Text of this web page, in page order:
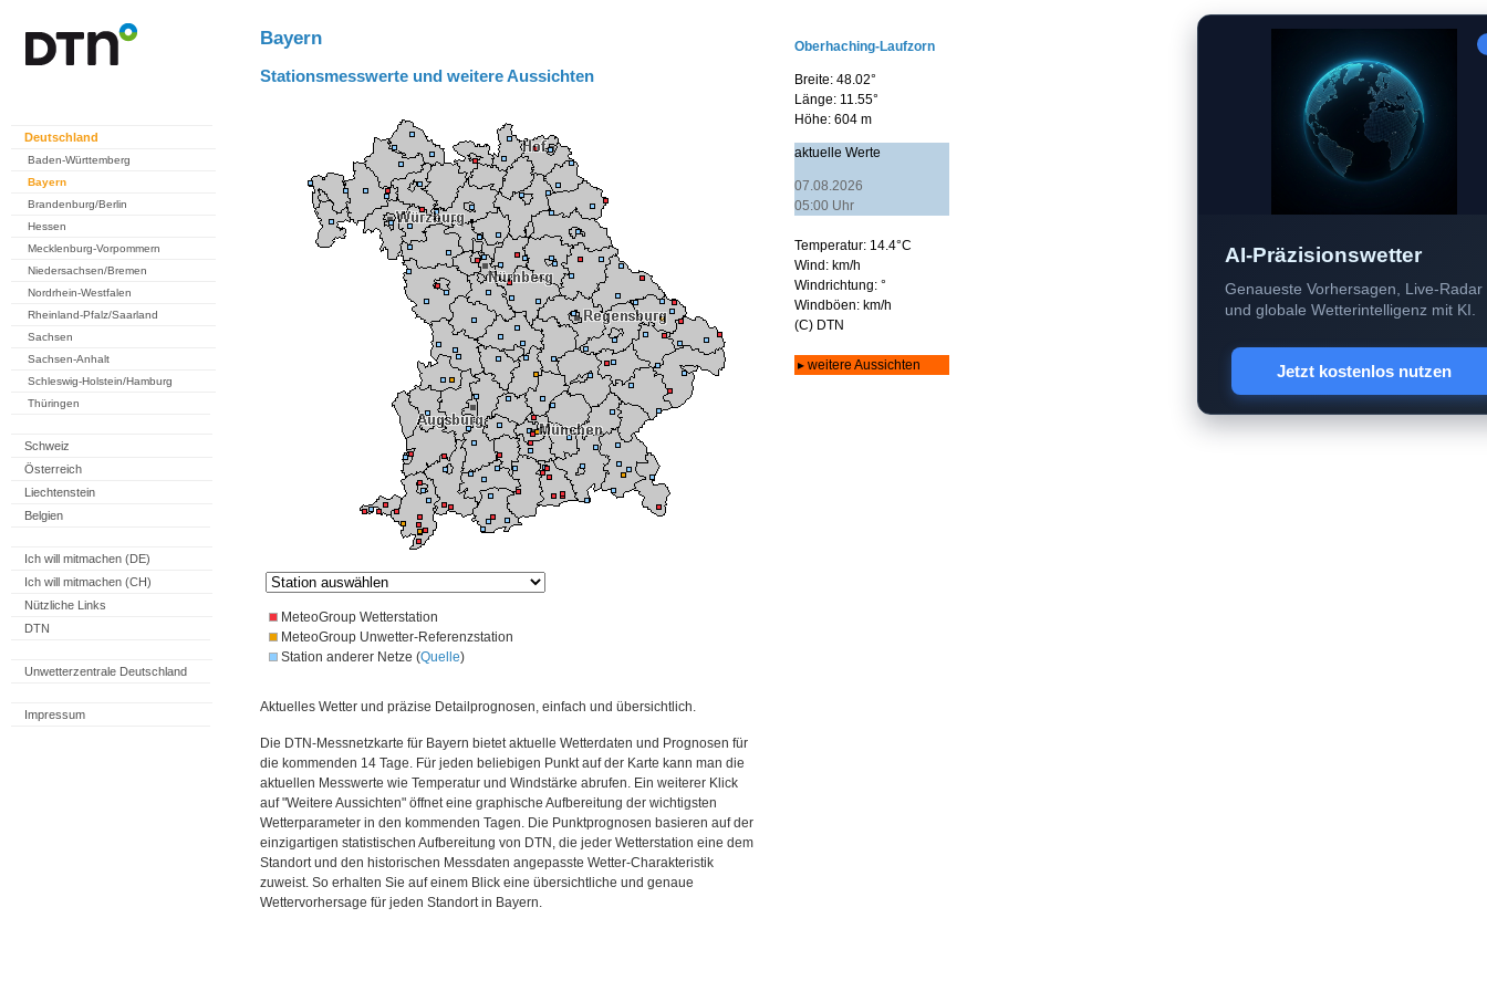
Deutschland
Baden-Württemberg
Bayern
Brandenburg/Berlin
Hessen
Mecklenburg-Vorpommern
Niedersachsen/Bremen
Nordrhein-Westfalen
Rheinland-Pfalz/Saarland
Sachsen
Sachsen-Anhalt
Schleswig-Holstein/Hamburg
Thüringen
Schweiz
Österreich
Liechtenstein
Belgien
Ich will mitmachen (DE)
Ich will mitmachen (CH)
Nützliche Links
DTN
Unwetterzentrale Deutschland
Impressum
Bayern
Stationsmesswerte und weitere Aussichten
MeteoGroup Wetterstation
MeteoGroup Unwetter-Referenzstation
Station anderer Netze (Quelle)
Aktuelles Wetter und präzise Detailprognosen, einfach und übersichtlich.
Die DTN-Messnetzkarte für Bayern bietet aktuelle Wetterdaten und Prognosen für
die kommenden 14 Tage. Für jeden beliebigen Punkt auf der Karte kann man die
aktuellen Messwerte wie Temperatur und Windstärke abrufen. Ein weiterer Klick
auf "Weitere Aussichten" öffnet eine graphische Aufbereitung der wichtigsten
Wetterparameter in den kommenden Tagen. Die Punktprognosen basieren auf der
einzigartigen statistischen Aufbereitung von DTN, die jeder Wetterstation eine dem
Standort und den historischen Messdaten angepasste Wetter-Charakteristik
zuweist. So erhalten Sie auf einem Blick eine übersichtliche und genaue
Wettervorhersage für jeden Standort in Bayern.
AI-Präzisionswetter
Genaueste Vorhersagen, Live-Radar
und globale Wetterintelligenz mit KI.
Jetzt kostenlos nutzen